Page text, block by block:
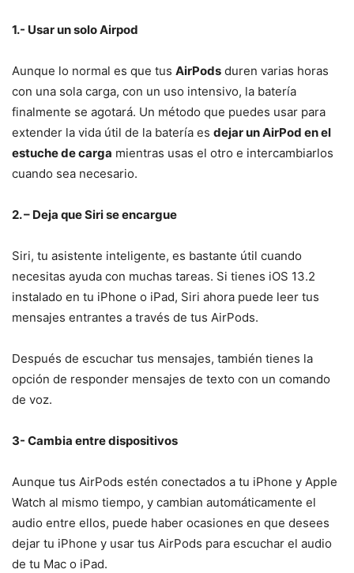
1.- Usar un solo Airpod
Aunque lo normal es que tus AirPods duren varias horas
con una sola carga, con un uso intensivo, la batería
finalmente se agotará. Un método que puedes usar para
extender la vida útil de la batería es dejar un AirPod en el
estuche de carga mientras usas el otro e intercambiarlos
cuando sea necesario.
2. – Deja que Siri se encargue
Siri, tu asistente inteligente, es bastante útil cuando
necesitas ayuda con muchas tareas. Si tienes iOS 13.2
instalado en tu iPhone o iPad, Siri ahora puede leer tus
mensajes entrantes a través de tus AirPods.
Después de escuchar tus mensajes, también tienes la
opción de responder mensajes de texto con un comando
de voz.
3- Cambia entre dispositivos
Aunque tus AirPods estén conectados a tu iPhone y Apple
Watch al mismo tiempo, y cambian automáticamente el
audio entre ellos, puede haber ocasiones en que desees
dejar tu iPhone y usar tus AirPods para escuchar el audio
de tu Mac o iPad.